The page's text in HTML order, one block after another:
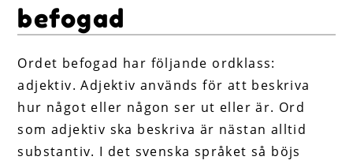
Förkortningar
Hitta ord
befogad
Ordet befogad har följande ordklass:
adjektiv. Adjektiv används för att beskriva
hur något eller någon ser ut eller är. Ord
som adjektiv ska beskriva är nästan alltid
substantiv. I det svenska språket så böjs